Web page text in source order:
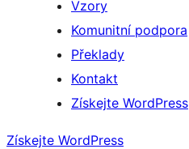
Vzory
Komunitní podpora
Překlady
Kontakt
Získejte WordPress
Získejte WordPress